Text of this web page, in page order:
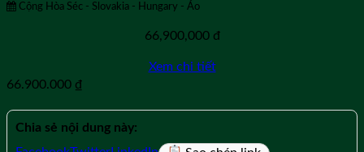
Cộng Hòa Séc - Slovakia - Hungary - Áo
66,900,000đ
Xem chi tiết
66.900.000 ₫
Chia sẻ nội dung này: